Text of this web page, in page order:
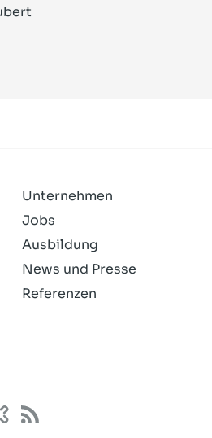
Unternehmen
Jobs
Ausbildung
News und Presse
Referenzen